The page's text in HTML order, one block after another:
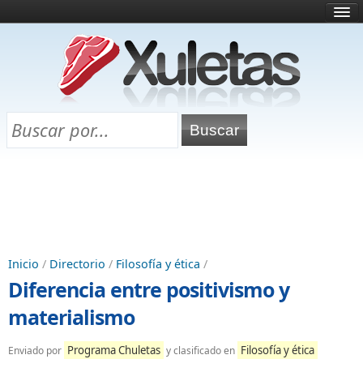
¿Qué es esto?
Directorio
Chuletas para exámenes
Inicio / Directorio / Filosofía y ética /
Diferencia entre positivismo y
materialismo
Enviado por Programa Chuletas y clasificado en Filosofía y ética